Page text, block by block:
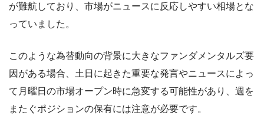
が難航しており、市場がニュースに反応しやすい相場とな
っていました。
このような為替動向の背景に大きなファンダメンタルズ要
因がある場合、土日に起きた重要な発言やニュースによっ
て月曜日の市場オープン時に急変する可能性があり、週を
またぐポジションの保有には注意が必要です。